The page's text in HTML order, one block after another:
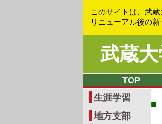
このサイトは、武
リニューアル後の新
武蔵
TOP
生涯学習
地方支部
■